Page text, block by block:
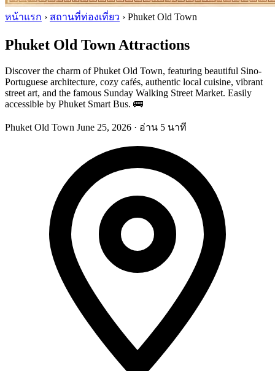
หน้าแรก › สถานที่ท่องเที่ยว › Phuket Old Town
Phuket Old Town Attractions
Discover the charm of Phuket Old Town, featuring beautiful Sino-
Portuguese architecture, cozy cafés, authentic local cuisine, vibrant
street art, and the famous Sunday Walking Street Market. Easily
accessible by Phuket Smart Bus. 🚌
Phuket Old Town June 25, 2026 · อ่าน 5 นาที